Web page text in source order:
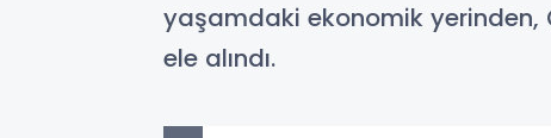
yaşamdaki ekonomik yerinden,
ele alındı.